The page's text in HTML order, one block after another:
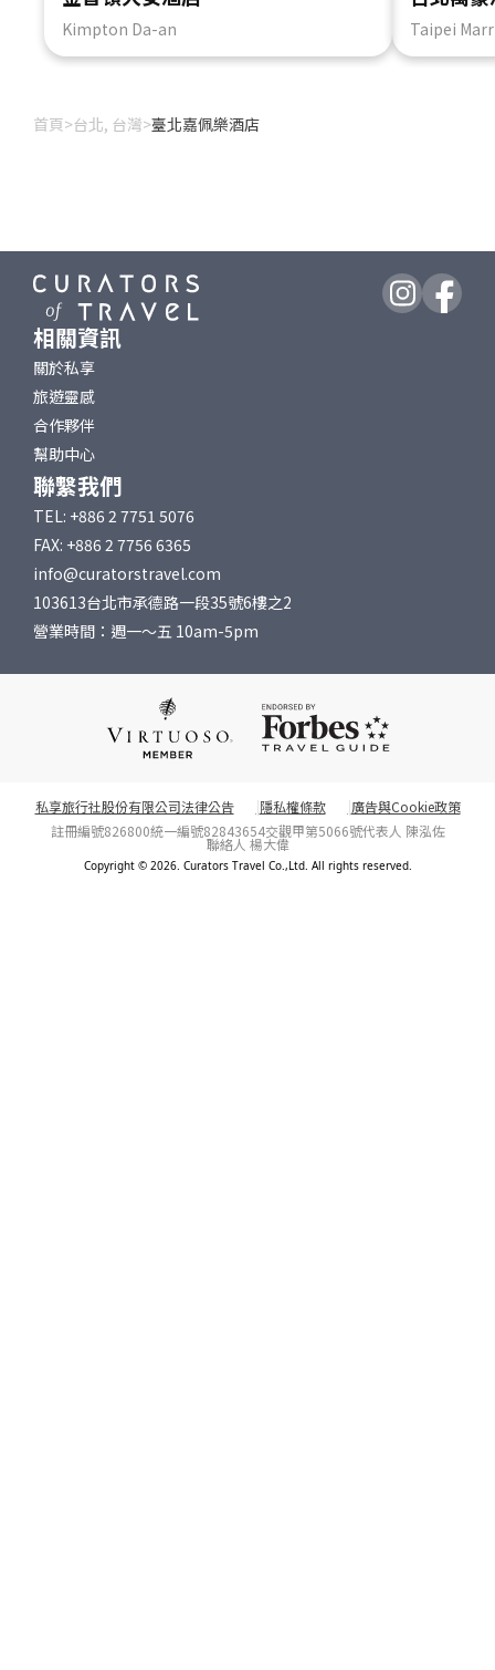
Kimpton Da-an Taipei
首頁>台北, 台灣>臺北嘉佩樂酒店
相關資訊
關於私享
旅遊靈感
合作夥伴
幫助中心
聯繫我們
TEL: +886 2 7751 5076
FAX: +886 2 7756 6365
info@curatorstravel.com
103613台北市承德路一段35號6樓之2
營業時間：週一～五 10am-5pm
私享旅行社股份有限公司法律公告 隱私權條款
廣告與Cookie政策
註冊編號826800統一編號82843654交觀甲第5066號代表人 陳泓佐
聯絡人 楊大偉
Copyright © 2026. Curators Travel Co.,Ltd. All rights reserved.